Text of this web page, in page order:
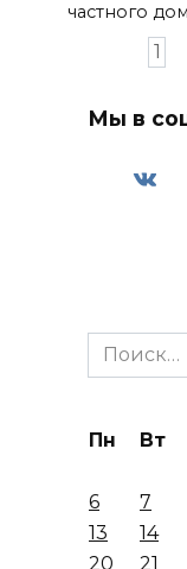
частного
1
Мы в
Search
for:
Пн Вт
6
7
13
14
20
21